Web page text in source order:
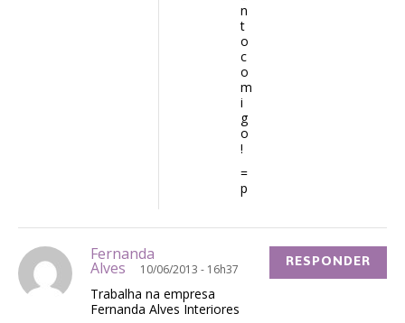
n
t
o
c
o
m
i
g
o
!
=
p
Fernanda
Alves 10/06/2013 - 16h37
Trabalha na empresa
Fernanda Alves Interiores
RESPONDER